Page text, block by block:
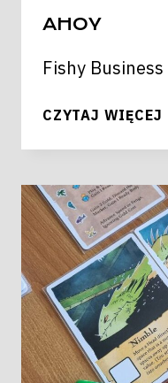
AHOY
Fishy Business
CZYTAJ WIĘCEJ